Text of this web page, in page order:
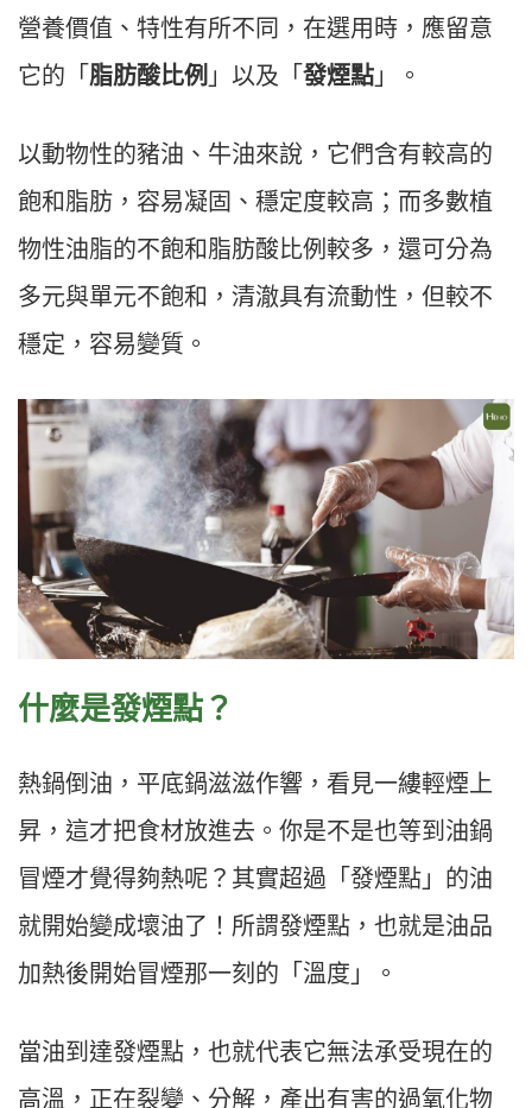
營養價值、特性有所不同，在選用時，應留意
它的「 脂肪酸比例 」以及「 發煙點 」。
以動物性的豬油、牛油來說，它們含有較高的
飽和脂肪，容易凝固、穩定度較高；而多數植
物性油脂的不飽和脂肪酸比例較多，還可分為
多元與單元不飽和，清澈具有流動性，但較不
穩定，容易變質。
什麼是發煙點？
熱鍋倒油，平底鍋滋滋作響，看見一縷輕煙上
昇，這才把食材放進去。你是不是也等到油鍋
冒煙才覺得夠熱呢？其實超過「發煙點」的油
就開始變成壞油了！所謂發煙點，也就是油品
加熱後開始冒煙那一刻的「溫度」。
當油到達發煙點，也就代表它無法承受現在的
高溫，正在裂變、分解，產出有害的過氧化物